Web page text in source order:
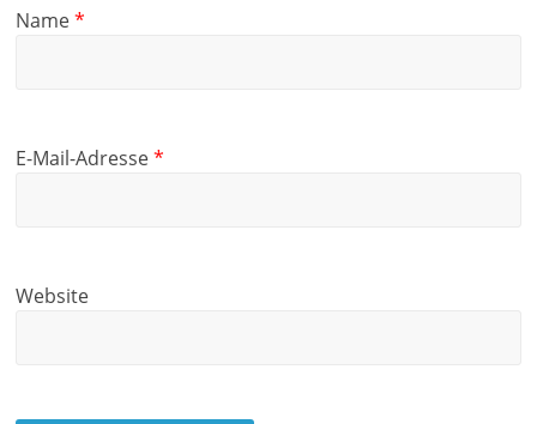
Name*
E-Mail-Adresse*
Website